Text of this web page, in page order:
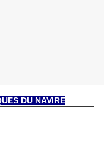
DU NAVIRE